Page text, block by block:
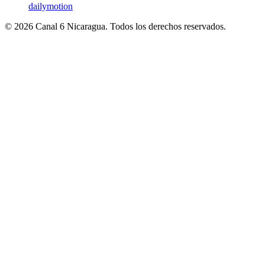
dailymotion
© 2026 Canal 6 Nicaragua. Todos los derechos reservados.